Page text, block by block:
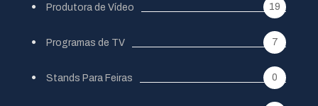
Produtora de Vídeo 19
Programas de TV 7
Stands Para Feiras 0